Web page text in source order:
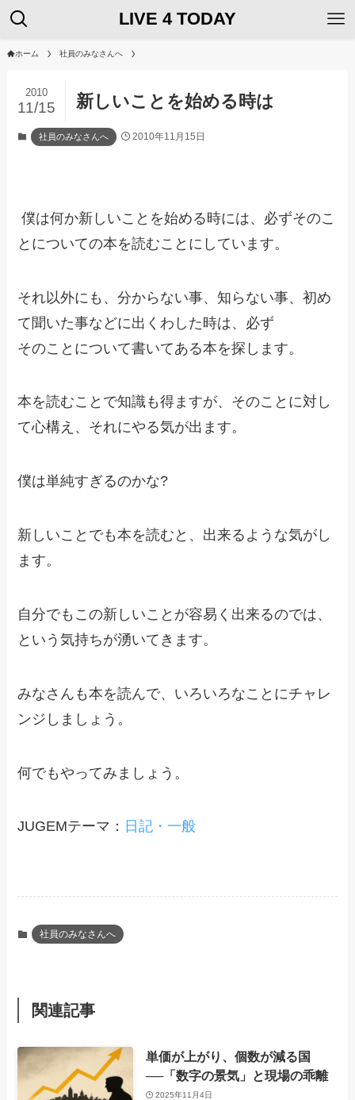
LIVE 4 TODAY
ホーム 社員のみなさんへ
新しいことを始める時は
2010
11/15
社員のみなさんへ 2010年11月15日
僕は何か新しいことを始める時には、必ずそのこ
とについての本を読むことにしています。
それ以外にも、分からない事、知らない事、初め
て聞いた事などに出くわした時は、必ず
そのことについて書いてある本を探します。
本を読むことで知識も得ますが、そのことに対し
て心構え、それにやる気が出ます。
僕は単純すぎるのかな?
新しいことでも本を読むと、出来るような気がし
ます。
自分でもこの新しいことが容易く出来るのでは、
という気持ちが湧いてきます。
みなさんも本を読んで、いろいろなことにチャレ
ンジしましょう。
何でもやってみましょう。
JUGEMテーマ： 日記・一般
社員のみなさんへ
関連記事
単価が上がり、個数が減る国
──「数字の景気」と現場の乖離
2025年11月4日